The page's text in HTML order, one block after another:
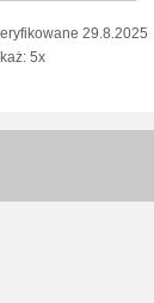
29.8.2025
5x